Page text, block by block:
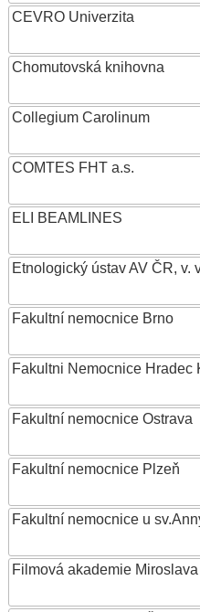
CEVRO Univerzita
Chomutovská knihovna
Collegium Carolinum
COMTES FHT a.s.
ELI BEAMLINES
Etnologický ústav AV ČR, v.
Fakultní nemocnice Brno
Fakultni Nemocnice Hradec
Fakultní nemocnice Ostrava
Fakultní nemocnice Plzeň
Fakultní nemocnice u
Filmová akademie